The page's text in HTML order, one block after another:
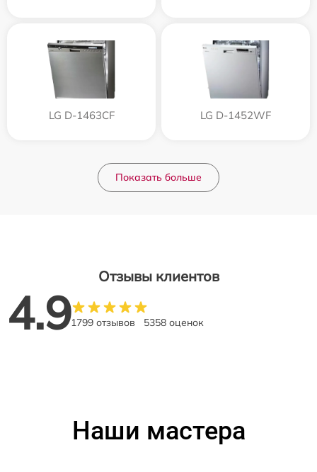
LG D-1463CF LG D-1452WF
Показать больше
Отзывы клиентов
4.91799 отзывов 5358 оценок
Наши мастера